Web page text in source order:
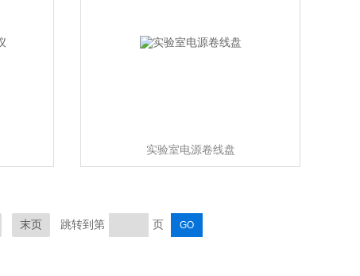
实验室电源卷线盘
末页 跳转到第 页